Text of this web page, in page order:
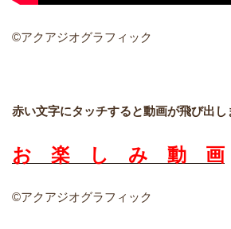
©アクアジオグラフィック
赤い文字にタッチすると動画が飛び出し
お 楽 し み 動 画
©アクアジオグラフィック